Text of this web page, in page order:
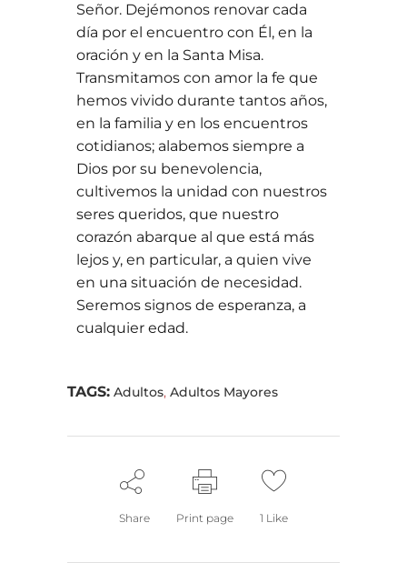
Señor. Dejémonos renovar cada
día por el encuentro con Él, en la
oración y en la Santa Misa.
Transmitamos con amor la fe que
hemos vivido durante tantos años,
en la familia y en los encuentros
cotidianos; alabemos siempre a
Dios por su benevolencia,
cultivemos la unidad con nuestros
seres queridos, que nuestro
corazón abarque al que está más
lejos y, en particular, a quien vive
en una situación de necesidad.
Seremos signos de esperanza, a
cualquier edad.
TAGS: Adultos, Adultos Mayores
Share Print page 1 Like